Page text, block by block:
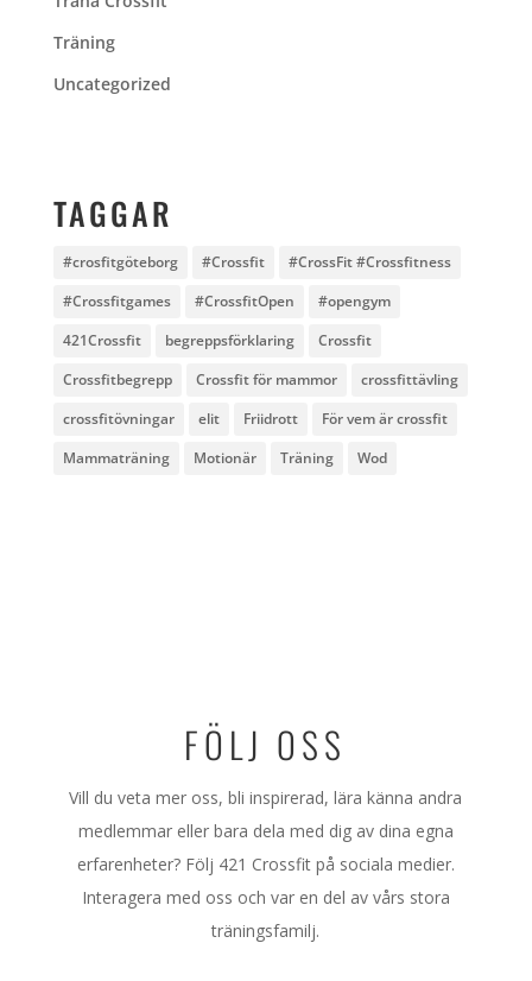
Träning
Uncategorized
TAGGAR
#crosfitgöteborg #Crossfit
#CrossFit #Crossfitness
#Crossfitgames
#CrossfitOpen
#opengym
421Crossfit
begreppsförklaring
Crossfit
Crossfitbegrepp
Crossfit för mammor
crossfittävling
crossfitövningar
elit Friidrott
För vem är crossfit
Mammaträning
Motionär Träning Wod
FÖLJ OSS
Vill du veta mer oss, bli inspirerad, lära känna andra
medlemmar eller bara dela med dig av dina egna
erfarenheter? Följ 421 Crossfit på sociala medier.
Interagera med oss och var en del av vårs stora
träningsfamilj.